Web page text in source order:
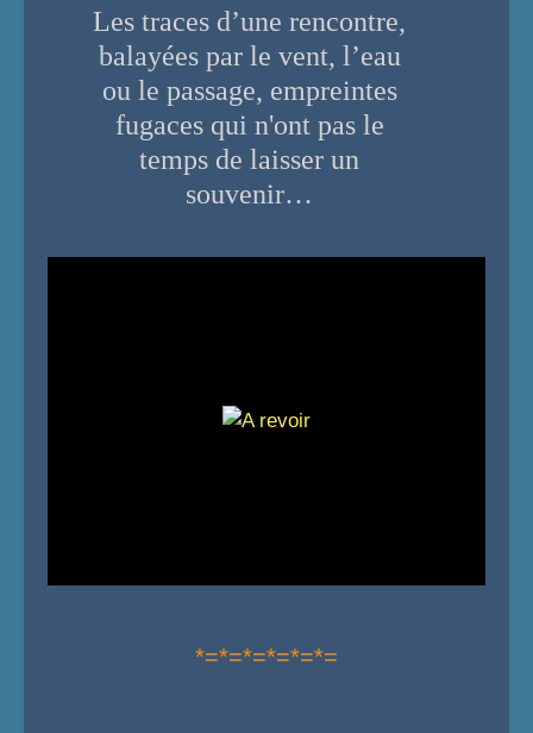
Les traces d’une rencontre,
balayées par le vent, l’eau
ou le passage, empreintes
fugaces qui n'ont pas le
temps de laisser un
souvenir…
*=*=*=*=*=*=